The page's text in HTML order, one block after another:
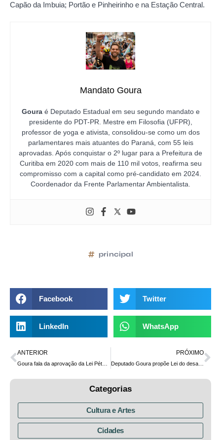
Capão da Imbuia; Portão e Pinheirinho e na Estação Central.
Mandato Goura
Gouraé Deputado Estadual em seu segundo mandato e
presidente do PDT-PR. Mestre em Filosofia (UFPR),
professor de yoga e ativista, consolidou-se como um dos
parlamentares mais atuantes do Paraná, com 55 leis
aprovadas. Após conquistar o 2º lugar para a Prefeitura de
Curitiba em 2020 com mais de 110 mil votos, reafirma seu
compromisso com a capital como pré-candidato em 2024.
Coordenador da Frente Parlamentar Ambientalista.
principal
Facebook Twitter
LinkedIn WhatsApp
ANTERIOR PRÓXIMO
Deputado Goura propõe Lei do desarmamento do Estado do Paraná
Categorias
Cultura e Artes
Cidades